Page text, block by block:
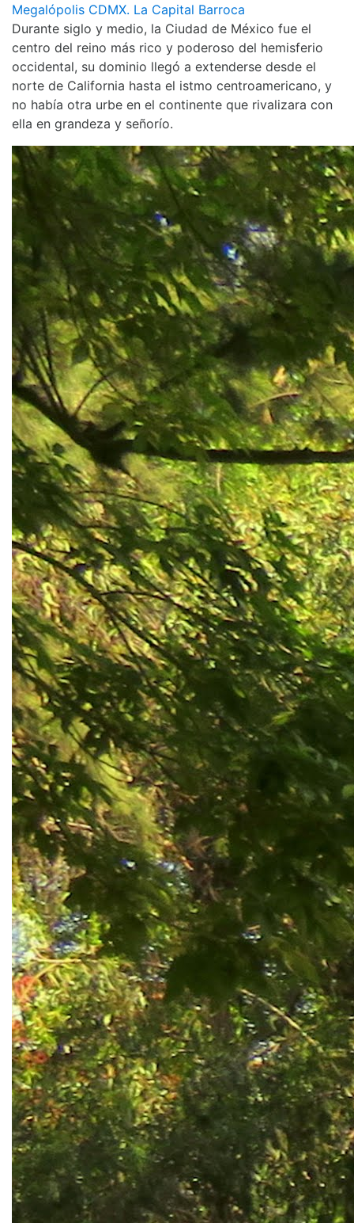
Megalópolis CDMX. La Capital Barroca
Durante siglo y medio, la Ciudad de México fue el
centro del reino más rico y poderoso del hemisferio
occidental, su dominio llegó a extenderse desde el
norte de California hasta el istmo centroamericano, y
no había otra urbe en el continente que rivalizara con
ella en grandeza y señorío.